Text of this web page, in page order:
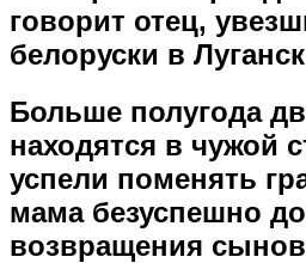
говорит отец,
белоруски в Луганск
Больше полугода
находятся в чужой
успели поменять
мама безуспешно
возвращения